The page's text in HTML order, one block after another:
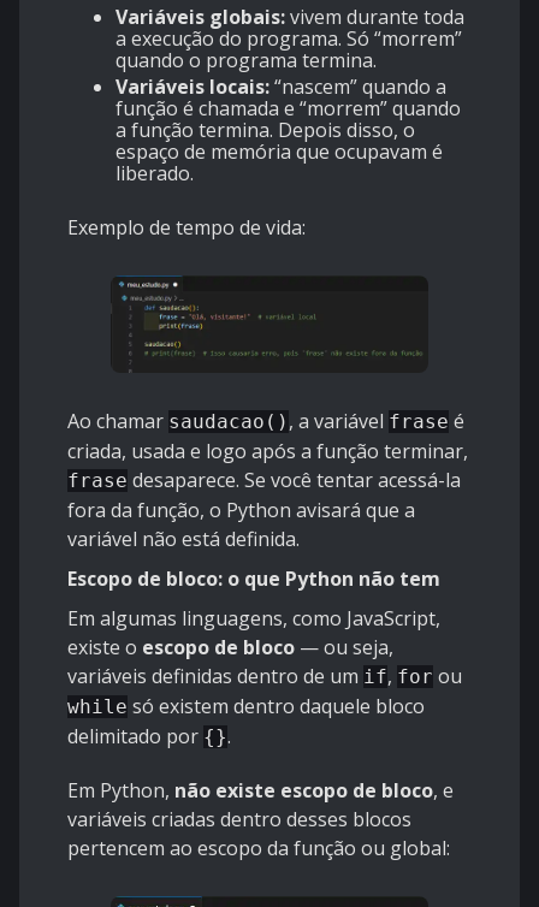
Variáveis globais:vivem durante toda
a execução do programa. Só “morrem”
quando o programa termina.
Variáveis locais:“nascem” quando a
função é chamada e “morrem” quando
a função termina. Depois disso, o
espaço de memória que ocupavam é
liberado.
Exemplo de tempo de vida:
Ao chamar saudacao() , a variável frase é
criada, usada e logo após a função terminar,
frase desaparece. Se você tentar acessá-la
fora da função, o Python avisará que a
variável não está definida.
Escopo de bloco: o que Python não tem
Em algumas linguagens, como JavaScript,
existe o escopo de bloco — ou seja,
variáveis definidas dentro de um if, for ou
while só existem dentro daquele bloco
delimitado por {}.
Em Python, não existe escopo de bloco, e
variáveis criadas dentro desses blocos
pertencem ao escopo da função ou global: